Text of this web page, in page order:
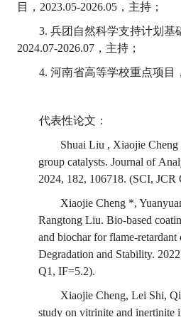
目，2023.05-2026.05，主持；
3. 兵团自然科学支持计划基
2024.07-2026.07，主持；
4. 河南省高等学校重点项目
代表性论文：
Shuai Liu , Xiaojie
group catalysts. Journal of
2024, 182, 106718. (SCI, JCR
Xiaojie Cheng *,
Rangtong Liu. Bio-based
and biochar for flame-
Degradation and Stability.
Q1, IF=5.2).
Xiaojie Cheng, Lei Shi,
study on vitrinite and inertinite